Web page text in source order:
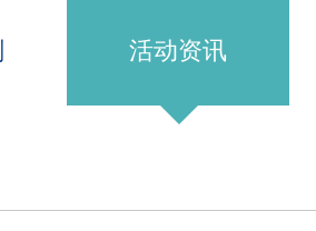
活动资讯